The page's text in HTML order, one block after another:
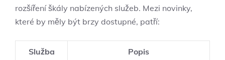
rozšíření škály nabízených služeb. Mezi novinky,
které by měly být brzy dostupné, patří:
Služba Popis